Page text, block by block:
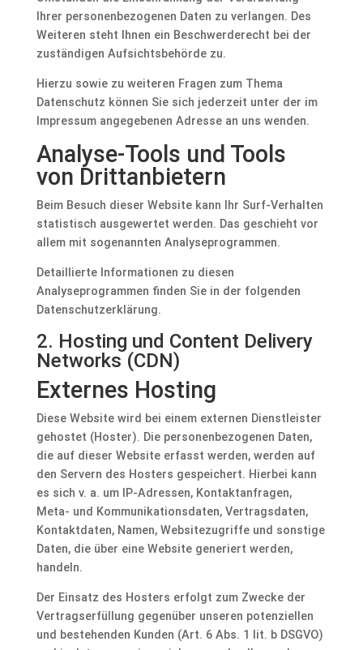
Ihrer personenbezogenen Daten zu verlangen. Des
Weiteren steht Ihnen ein Beschwerderecht bei der
zuständigen Aufsichtsbehörde zu.
Hierzu sowie zu weiteren Fragen zum Thema
Datenschutz können Sie sich jederzeit unter der im
Impressum angegebenen Adresse an uns wenden.
Analyse-Tools und Tools
von Dritt­anbietern
Beim Besuch dieser Website kann Ihr Surf-Verhalten
statistisch ausgewertet werden. Das geschieht vor
allem mit sogenannten Analyseprogrammen.
Detaillierte Informationen zu diesen
Analyseprogrammen finden Sie in der folgenden
Datenschutzerklärung.
2. Hosting und Content Delivery
Networks (CDN)
Externes Hosting
Diese Website wird bei einem externen Dienstleister
gehostet (Hoster). Die personenbezogenen Daten,
die auf dieser Website erfasst werden, werden auf
den Servern des Hosters gespeichert. Hierbei kann
es sich v. a. um IP-Adressen, Kontaktanfragen,
Meta- und Kommunikationsdaten, Vertragsdaten,
Kontaktdaten, Namen, Websitezugriffe und sonstige
Daten, die über eine Website generiert werden,
handeln.
Der Einsatz des Hosters erfolgt zum Zwecke der
Vertragserfüllung gegenüber unseren potenziellen
und bestehenden Kunden (Art. 6 Abs. 1 lit. b DSGVO)